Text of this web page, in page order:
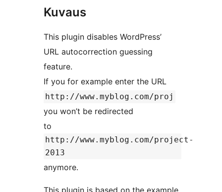
Kuvaus
This plugin disables WordPress’
URL autocorrection guessing
feature.
If you for example enter the URL
http://www.myblog.com/proj
you won’t be redirected
to
http://www.myblog.com/project-
2013
anymore.